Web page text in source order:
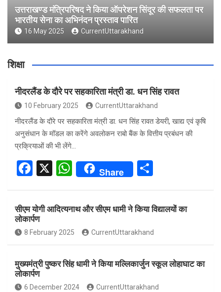
उत्तराखण्ड मंत्रिपरिषद ने किया ऑपरेशन सिंदूर की सफलता पर
भारतीय सेना का अभिनंदन प्रस्ताव पारित
16 May 2025 CurrentUttarakhand
शिक्षा
नीदरलैंड के दौरे पर सहकारिता मंत्री डा. धन सिंह रावत
10 February 2025 CurrentUttarakhand
नीदरलैंड के दौरे पर सहकारिता मंत्री डा. धन सिंह रावत डेयरी, खाद्य एवं कृषि
अनुसंधान के मॉडल का करेंगे अवलोकन राबो बैंक के वित्तीय प्रबंधन की
प्रक्रियाओं की भी लेंगे…
F
ce
b
o
o
k
X
W
s
A
p
p
Share
ar
e
सीएम योगी आदित्यनाथ और सीएम धामी ने किया विद्यालयों का
लोकार्पण
8 February 2025 CurrentUttarakhand
मुख्यमंत्री पुष्कर सिंह धामी ने किया मल्लिकार्जुन स्कूल लोहाघाट का
लोकार्पण
6 December 2024 CurrentUttarakhand